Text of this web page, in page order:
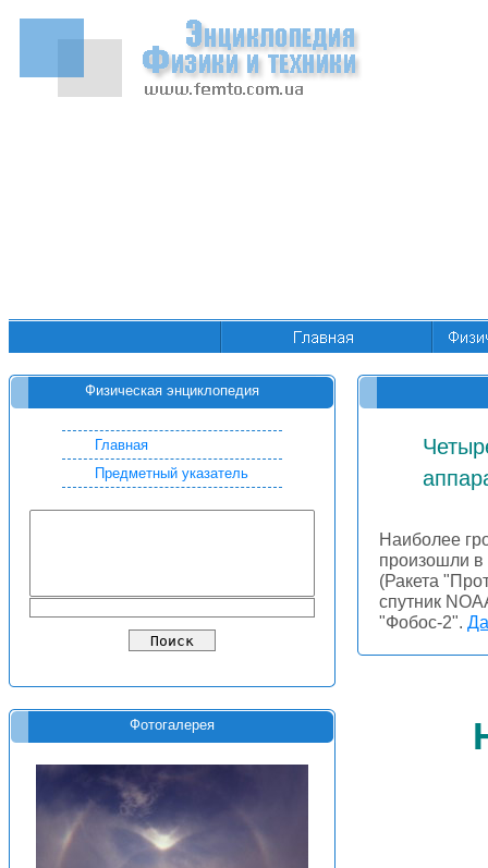
Физическая энциклопедия
Главная
Предметный указатель
Фотогалерея
Наиболее
произошли в
(Ракета
спутник
"Фобос-2".